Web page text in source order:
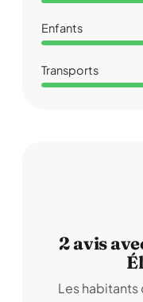
Enfants
Transports
2 avis
Les habitants